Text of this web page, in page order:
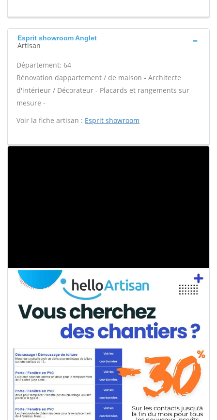
Esprit showroom Anglet
Artisan
Département: 64
Rénovation dappartement / de maison - Architecte
d'intérieur / Décorateur - Placards et rangements sur
mesure -
Voir la fiche artisan : Esprit showroom